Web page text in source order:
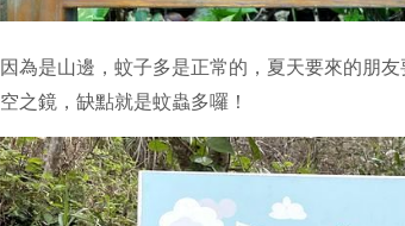
因為是山邊，蚊子多是正常的，夏天要來的朋
空之鏡，缺點就是蚊蟲多囉！